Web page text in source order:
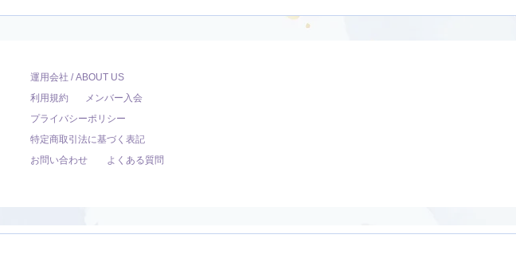
運用会社 / ABOUT US
利用規約
メンバー入会
プライバシーポリシー
特定商取引法に基づく表記
お問い合わせ
よくある質問